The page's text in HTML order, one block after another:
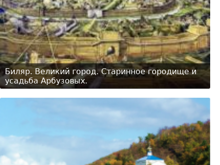
Биляр. Великий город. Старинное городище и
усадьба Арбузовых.